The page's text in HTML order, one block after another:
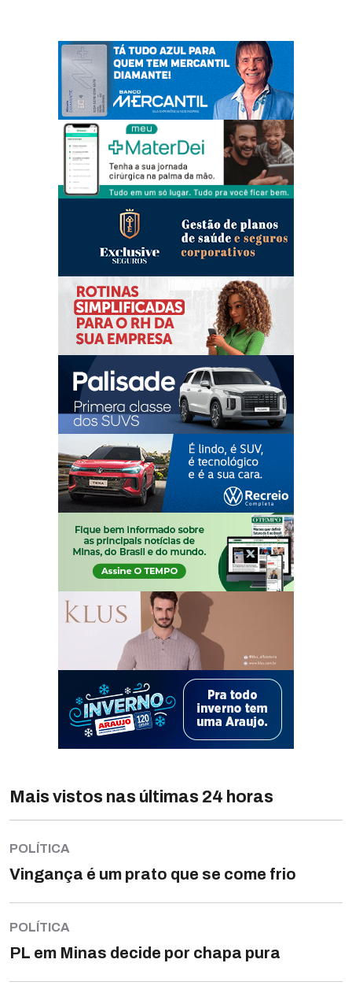
Mais vistos nas últimas 24 horas
POLÍTICA
Vingança é um prato que se come frio
POLÍTICA
PL em Minas decide por chapa pura